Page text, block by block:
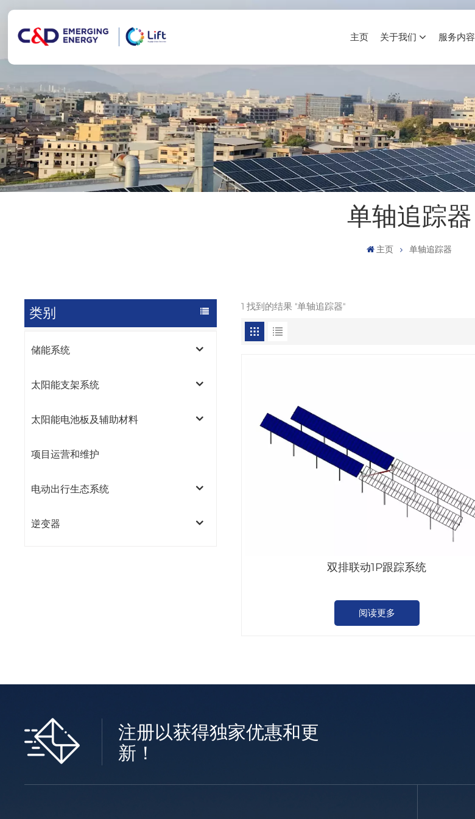
主页 关于我们 服务内容
单轴追踪器
主页 单轴追踪器
类别
储能系统
太阳能支架系统
太阳能电池板及辅助材料
项目运营和维护
电动出行生态系统
逆变器
1 找到的结果 "单轴追踪器"
双排联动1P跟踪系统
阅读更多
注册以获得独家优惠和更
新！